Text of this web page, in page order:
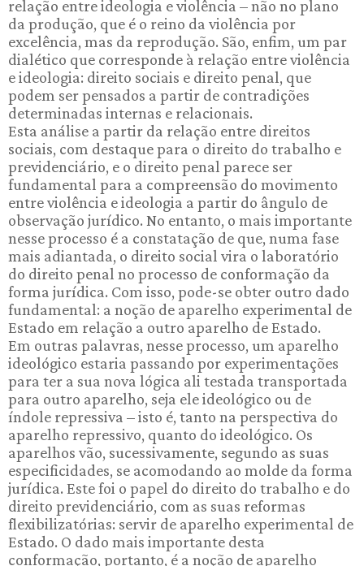
relação entre ideologia e violência – não no plano
da produção, que é o reino da violência por
excelência, mas da reprodução. São, enfim, um par
dialético que corresponde à relação entre violência
e ideologia: direito sociais e direito penal, que
podem ser pensados a partir de contradições
determinadas internas e relacionais.
Esta análise a partir da relação entre direitos
sociais, com destaque para o direito do trabalho e
previdenciário, e o direito penal parece ser
fundamental para a compreensão do movimento
entre violência e ideologia a partir do ângulo de
observação jurídico. No entanto, o mais importante
nesse processo é a constatação de que, numa fase
mais adiantada, o direito social vira o laboratório
do direito penal no processo de conformação da
forma jurídica. Com isso, pode-se obter outro dado
fundamental: a noção de aparelho experimental de
Estado em relação a outro aparelho de Estado.
Em outras palavras, nesse processo, um aparelho
ideológico estaria passando por experimentações
para ter a sua nova lógica ali testada transportada
para outro aparelho, seja ele ideológico ou de
índole repressiva – isto é, tanto na perspectiva do
aparelho repressivo, quanto do ideológico. Os
aparelhos vão, sucessivamente, segundo as suas
especificidades, se acomodando ao molde da forma
jurídica. Este foi o papel do direito do trabalho e do
direito previdenciário, com as suas reformas
flexibilizatórias: servir de aparelho experimental de
Estado. O dado mais importante desta
conformação, portanto, é a noção de aparelho